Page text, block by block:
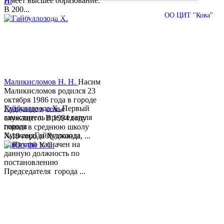
В 200...
Гайбуллозода Х.Первый
заместитель председателя
города
ХуджандГайбуллозода
Хайрулло назначен на
данную должность по
постановлению
Председателя города ...
Маликисломов Н. Н. Насим
Маликисломов родился 23
октября 1986 года в городе
Худжанде в семье
служащего. В 1994 году
пошел в среднюю школу
№18 города Худжанда, ...
© 2013-2018 Разработчик и техническая поддержка ОО ЦИТ "Кова"